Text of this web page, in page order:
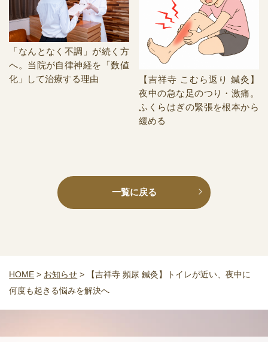
「なんとなく不調」が続く方
へ。当院が自律神経を「数値
化」して治療する理由
【吉祥寺 こむら返り 鍼灸】
夜中の急な足のつり・激痛。
ふくらはぎの緊張を根本から
緩める
一覧に戻る
HOME > お知らせ >
【吉祥寺 頻尿 鍼灸】トイレが近い、夜中に
何度も起きる悩みを解決へ